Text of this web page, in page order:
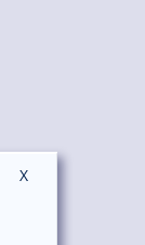
XMasquer le